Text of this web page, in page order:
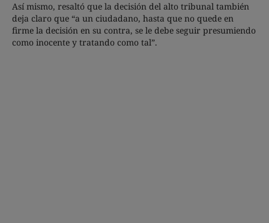
Así mismo, resaltó que la decisión del alto tribunal también
deja claro que “a un ciudadano, hasta que no quede en
firme la decisión en su contra, se le debe seguir presumiendo
como inocente y tratando como tal”.